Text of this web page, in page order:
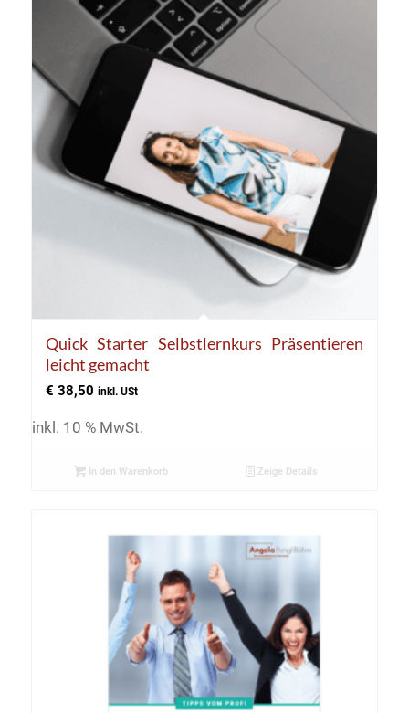
Quick Starter Selbstlernkurs Präsentieren
leicht gemacht
€ 38,50 inkl. USt
inkl. 10 % MwSt.
In den Warenkorb Zeige Details